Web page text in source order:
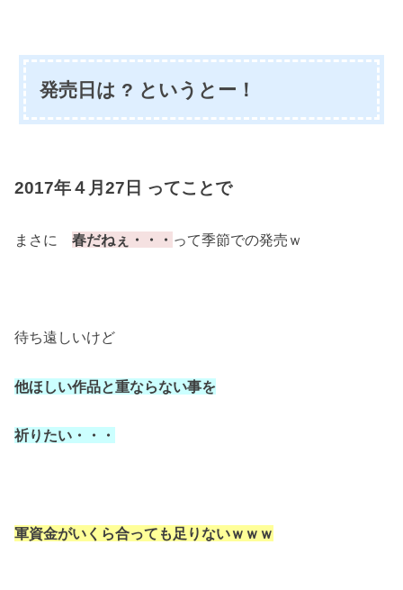
発売日は ? というとー！
2017年４月27日 ってことで
まさに春だねぇ・・・ って季節での発売ｗ
待ち遠しいけど
他ほしい作品と重ならない事を
祈りたい・・・
軍資金がいくら合っても足りないｗｗｗ